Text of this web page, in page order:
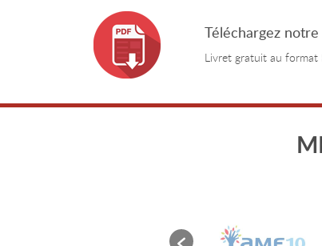
Téléchargez
Livret gratuit au format